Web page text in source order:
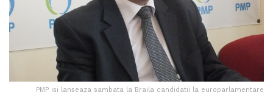
PMP isi lanseaza sambata la Braila candidatii la europarlamentare